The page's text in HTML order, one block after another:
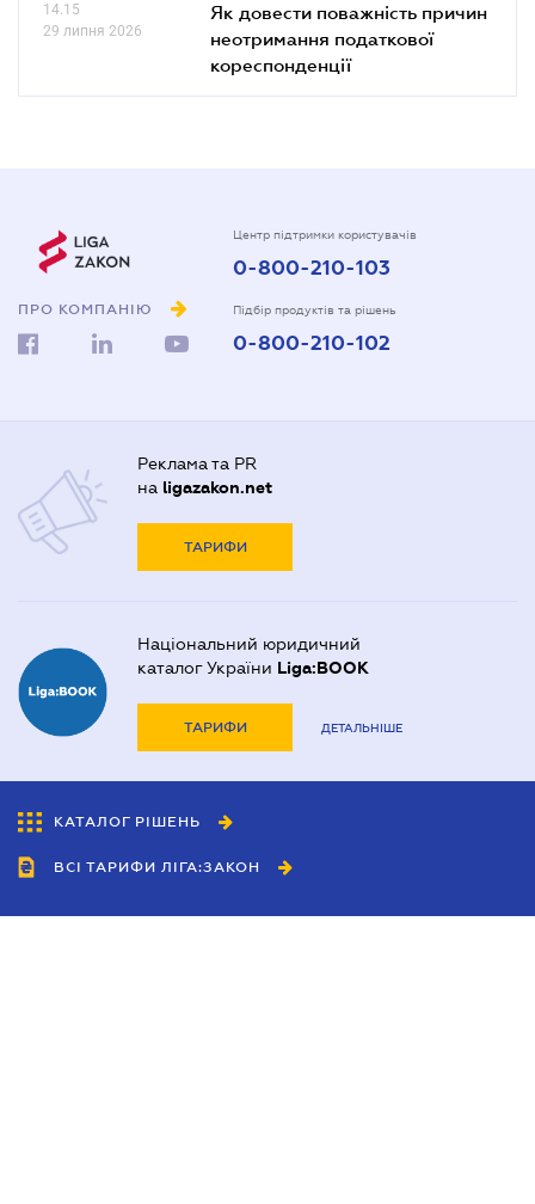
14.15
29 липня 2026
Як довести поважність причин
неотримання податкової
кореспонденції
ПРО КОМПАНІЮ
Центр підтримки користувачів
0-800-210-103
Підбір продуктів та рішень
0-800-210-102
Реклама та PR
на ligazakon.net
ТАРИФИ
Національний юридичний
каталог України Liga:BOOK
ТАРИФИ ДЕТАЛЬНІШЕ
КАТАЛОГ РІШЕНЬ
ВСІ ТАРИФИ ЛІГА:ЗАКОН